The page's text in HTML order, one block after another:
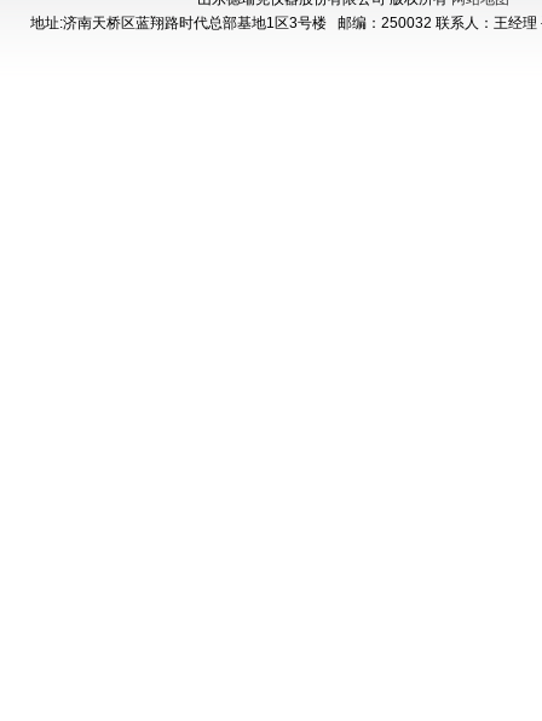
地址:济南天桥区蓝翔路时代总部基地1区3号楼 邮编：250032 联系人：王经